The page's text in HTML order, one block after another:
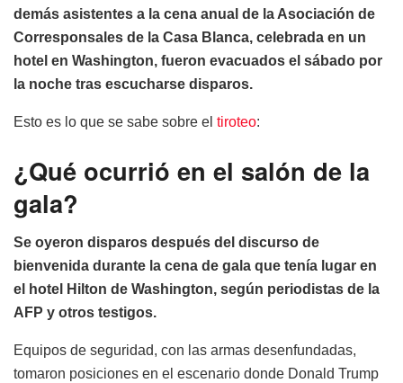
demás asistentes a la cena anual de la Asociación de
Corresponsales de la Casa Blanca, celebrada en un
hotel en Washington, fueron evacuados el sábado por
la noche tras escucharse disparos.
Esto es lo que se sabe sobre el tiroteo:
¿Qué ocurrió en el salón de la
gala?
Se oyeron disparos después del discurso de
bienvenida durante la cena de gala que tenía lugar en
el hotel Hilton de Washington, según periodistas de la
AFP y otros testigos.
Equipos de seguridad, con las armas desenfundadas,
tomaron posiciones en el escenario donde Donald Trump